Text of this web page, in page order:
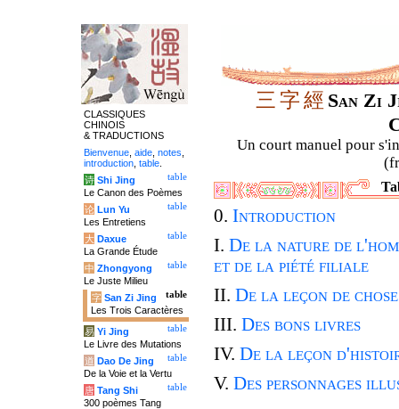
三 字經 San Zi
Un court manuel pour
0. Introduction
I. De la nature de
et de la piété filiale
II. De la leçon de
III. Des bons livres
IV. De la leçon
V. Des personnages
CLASSIQUES
CHINOIS
& TRADUCTIONS
Bienvenue aide notes
introduction table
table
诗 Shi Jing
Le Canon des Poèmes
table
论 Lun Yu
Les Entretiens
table
大 Daxue
La Grande Étude
table
中 Zhongyong
Le Juste Milieu
table
字 San Zi Jing
Les Trois Caractères
table
易 Yi Jing
Le Livre des Mutations
table
道 Dao De Jing
De la Voie et la Vertu
table
唐 Tang Shi
300 poèmes Tang